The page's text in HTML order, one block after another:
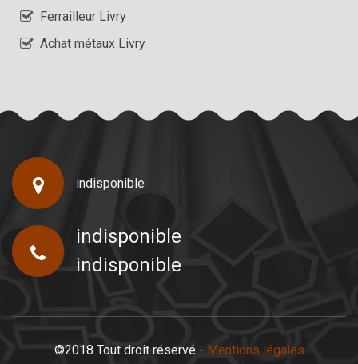
Ferrailleur Livry
Achat métaux Livry
indisponible
indisponible
indisponible
©2018 Tout droit réservé - Mentions légales